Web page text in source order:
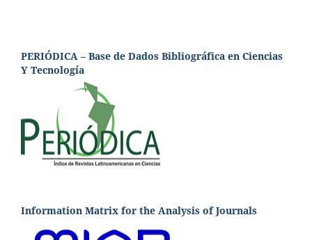
PERIÓDICA – Base de Dados Bibliográfica en Ciencias
Y Tecnología
Information Matrix for the Analysis of Journals